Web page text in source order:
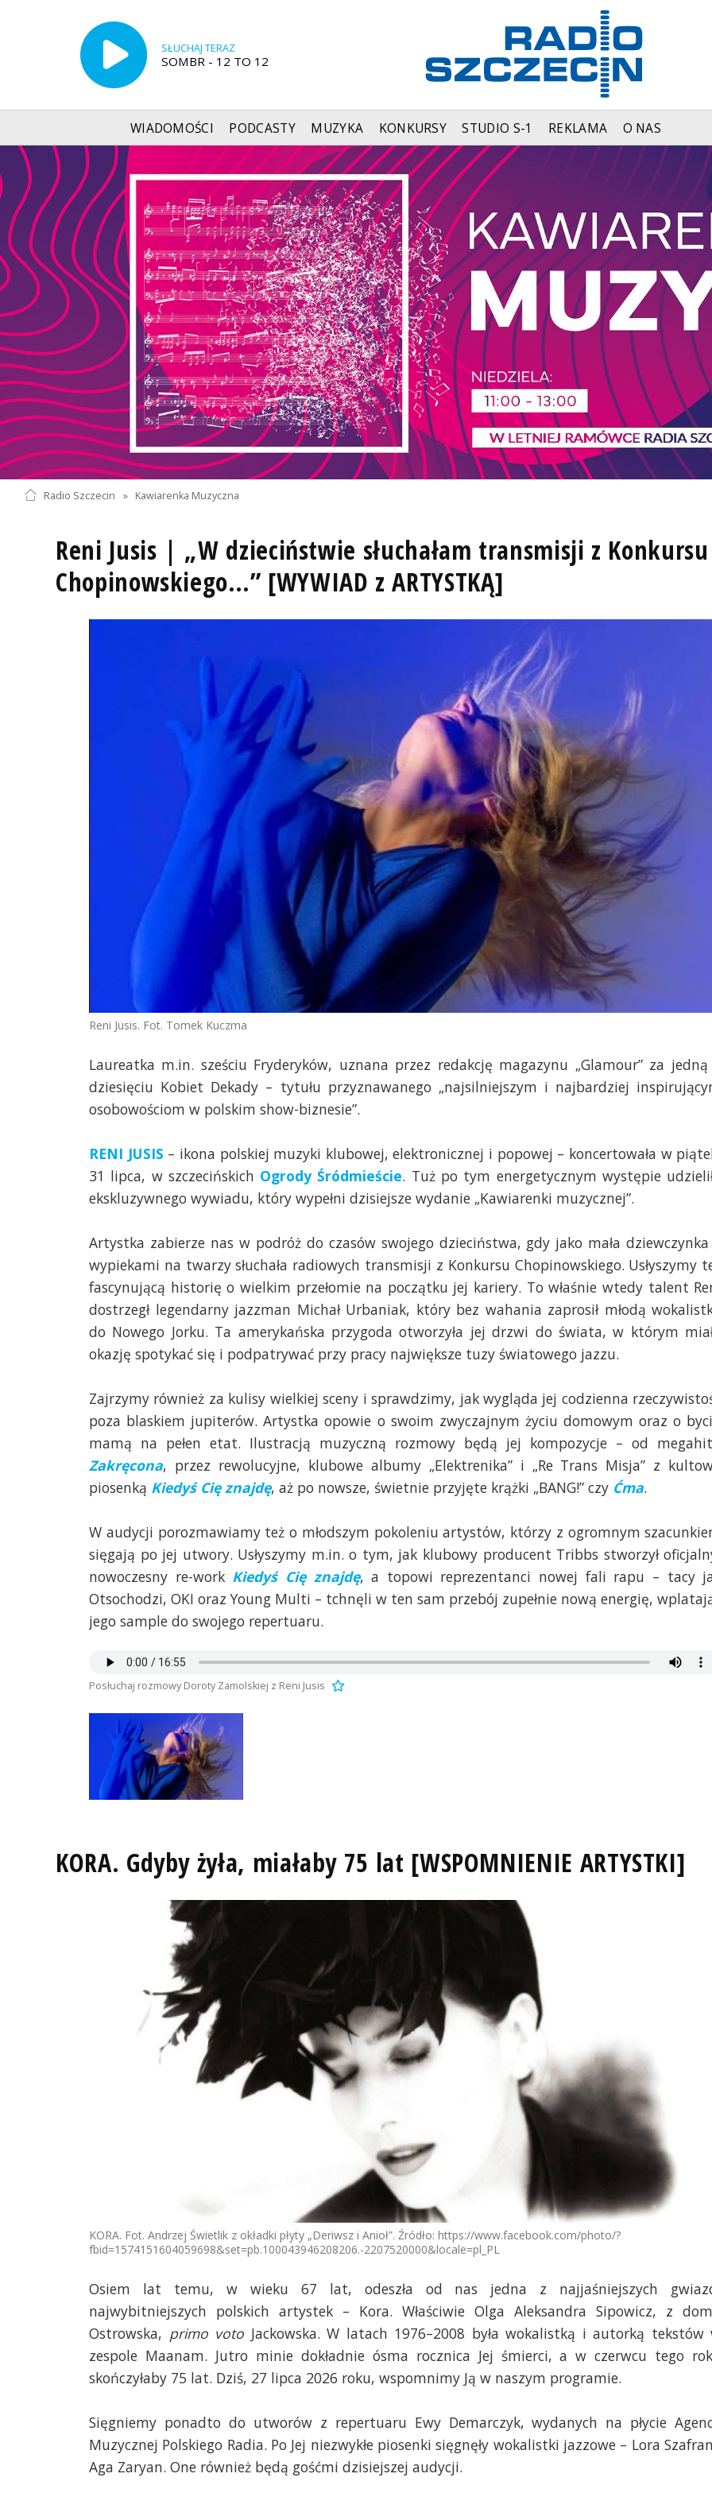
SŁUCHAJ TERAZ
SOMBR - 12 TO 12
WIADOMOŚCI PODCASTY MUZYKA KONKURSY STUDIO S-1 REKLAMA O NAS
Radio Szczecin » Kawiarenka Muzyczna
Reni Jusis | „W dzieciństwie słuchałam transmisji z Konkursu
Chopinowskiego…” [WYWIAD z ARTYSTKĄ]
Reni Jusis. Fot. Tomek Kuczma
Laureatka m.in. sześciu Fryderyków, uznana przez redakcję magazynu „Glamour” za
dziesięciu Kobiet Dekady – tytułu przyznawanego „najsilniejszym i najbardziej
osobowościom w polskim show-biznesie”.
RENI JUSIS – ikona polskiej muzyki klubowej, elektronicznej i popowej – koncertowała w
31 lipca, w szczecińskich Ogrody Śródmieście. Tuż po tym energetycznym występie
ekskluzywnego wywiadu, który wypełni dzisiejsze wydanie „Kawiarenki muzycznej”.
Artystka zabierze nas w podróż do czasów swojego dzieciństwa, gdy jako mała
wypiekami na twarzy słuchała radiowych transmisji z Konkursu Chopinowskiego. Usłyszymy
fascynującą historię o wielkim przełomie na początku jej kariery. To właśnie wtedy talent
dostrzegł legendarny jazzman Michał Urbaniak, który bez wahania zaprosił młodą
do Nowego Jorku. Ta amerykańska przygoda otworzyła jej drzwi do świata, w którym
okazję spotykać się i podpatrywać przy pracy największe tuzy światowego jazzu.
Zajrzymy również za kulisy wielkiej sceny i sprawdzimy, jak wygląda jej codzienna
poza blaskiem jupiterów. Artystka opowie o swoim zwyczajnym życiu domowym oraz o
mamą na pełen etat. Ilustracją muzyczną rozmowy będą jej kompozycje – od
Zakręcona, przez rewolucyjne, klubowe albumy „Elektrenika” i „Re Trans Misja” z
piosenką Kiedyś Cię znajdę, aż po nowsze, świetnie przyjęte krążki „BANG!” czy Ćma.
W audycji porozmawiamy też o młodszym pokoleniu artystów, którzy z ogromnym
sięgają po jej utwory. Usłyszymy m.in. o tym, jak klubowy producent Tribbs stworzył
nowoczesny re-work Kiedyś Cię znajdę, a topowi reprezentanci nowej fali rapu – tacy
Otsochodzi, OKI oraz Young Multi – tchnęli w ten sam przebój zupełnie nową energię,
jego sample do swojego repertuaru.
Posłuchaj rozmowy Doroty Zamolskiej z Reni Jusis
KORA. Gdyby żyła, miałaby 75 lat [WSPOMNIENIE ARTYSTKI]
KORA. Fot. Andrzej Świetlik z okładki płyty „Deriwsz i Anioł”. Źródło: https://www.facebook.com/photo/?
fbid=1574151604059698&set=pb.100043946208206.-2207520000&locale=pl_PL
Osiem lat temu, w wieku 67 lat, odeszła od nas jedna z najjaśniejszych
najwybitniejszych polskich artystek – Kora. Właściwie Olga Aleksandra Sipowicz, z
Ostrowska, primo voto Jackowska. W latach 1976–2008 była wokalistką i autorką tekstów
zespole Maanam. Jutro minie dokładnie ósma rocznica Jej śmierci, a w czerwcu tego
skończyłaby 75 lat. Dziś, 27 lipca 2026 roku, wspomnimy Ją w naszym programie.
Sięgniemy ponadto do utworów z repertuaru Ewy Demarczyk, wydanych na płycie
Muzycznej Polskiego Radia. Po Jej niezwykłe piosenki sięgnęły wokalistki jazzowe – Lora
Aga Zaryan. One również będą gośćmi dzisiejszej audycji.